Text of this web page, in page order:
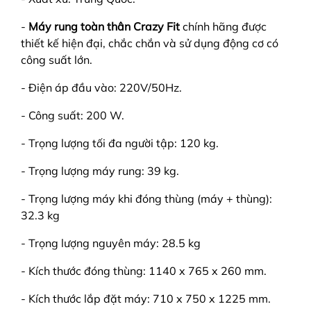
- Máy rung toàn thân Crazy Fit chính hãng được
thiết kế hiện đại, chắc chắn và sử dụng động cơ có
công suất lớn.
- Điện áp đầu vào: 220V/50Hz.
- Công suất: 200 W.
- Trọng lượng tối đa người tập: 120 kg.
- Trọng lượng máy rung: 39 kg.
- Trọng lượng máy khi đóng thùng (máy + thùng):
32.3 kg
- Trọng lượng nguyên máy: 28.5 kg
- Kích thước đóng thùng: 1140 x 765 x 260 mm.
- Kích thước lắp đặt máy: 710 x 750 x 1225 mm.